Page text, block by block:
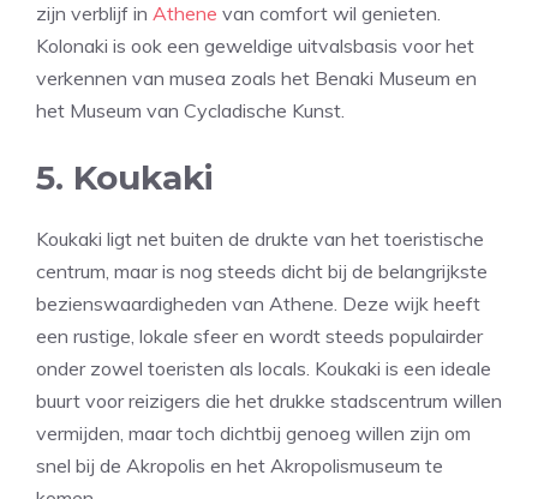
zijn verblijf in Athene van comfort wil genieten.
Kolonaki is ook een geweldige uitvalsbasis voor het
verkennen van musea zoals het Benaki Museum en
het Museum van Cycladische Kunst.
5. Koukaki
Koukaki ligt net buiten de drukte van het toeristische
centrum, maar is nog steeds dicht bij de belangrijkste
bezienswaardigheden van Athene. Deze wijk heeft
een rustige, lokale sfeer en wordt steeds populairder
onder zowel toeristen als locals. Koukaki is een ideale
buurt voor reizigers die het drukke stadscentrum willen
vermijden, maar toch dichtbij genoeg willen zijn om
snel bij de Akropolis en het Akropolismuseum te